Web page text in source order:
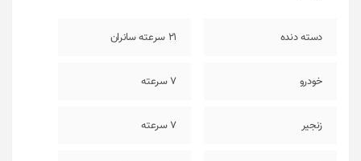
دسته دنده 21 سرعته سانران
خودرو 7 سرعته
زنجیر 7 سرعته